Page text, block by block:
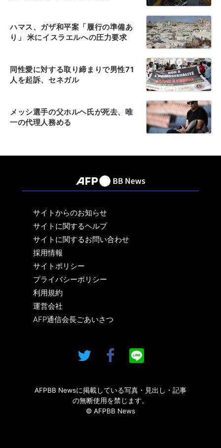
ハマス、ガザ和平案「履行の準備あ
り」 米にイスラエルへの圧力要求
同性愛に対する取り締まりで男性71
人を起訴、セネガル
メッシ選手の父ホルヘ氏が死去、唯
一の代理人務める
サイトからのお知らせ
サイトに関するヘルプ
サイトに関するお問い合わせ
採用情報
サイトポリシー
プライバシーポリシー
利用規約
運営会社
AFP通信会長ごあいさつ
AFPBB Newsに掲載している写真・見出し・記事
の無断使用を禁じます。
© AFPBB News